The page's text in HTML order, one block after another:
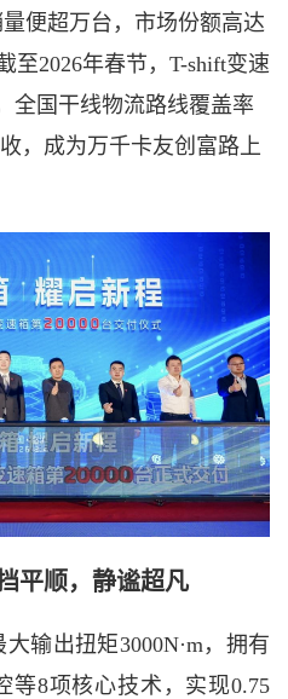
便超万台，市场份额高达
至2026年春节，T-shift变速
全国干线物流路线覆盖率
，成为万千卡友创富路上
平顺，静谧超凡
输出扭矩3000N·m，拥有
等8项核心技术，实现0.75